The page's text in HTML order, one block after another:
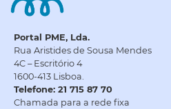
Portal PME, Lda.
Rua Aristides de Sousa Mendes
4C – Escritório 4
1600-413 Lisboa.
Telefone: 21 715 87 70
Chamada para a rede fixa